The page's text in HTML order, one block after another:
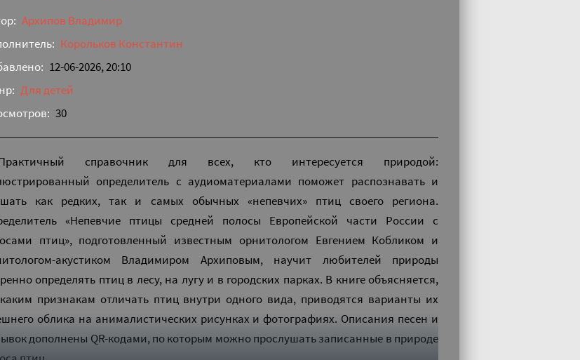
Архипов Владимир
Корольков Константин
12-06-2026, 20:10
Для детей
30
справочник для всех, кто интересуется природой:
определитель с аудиоматериалами поможет распознавать и
как редких, так и самых обычных «непевчих» птиц своего региона.
«Непевчие птицы средней полосы Европейской части России с
птиц», подготовленный известным орнитологом Евгением Кобликом и
акустиком Владимиром Архиповым, научит любителей природы
определять птиц в лесу, на лугу и в городских парках. В книге объясняется,
признакам отличать птиц внутри одного вида, приводятся варианты их
облика на анималистических рисунках и фотографиях. Описания песен и
дополнены QR-кодами, по которым можно прослушать записанные в природе